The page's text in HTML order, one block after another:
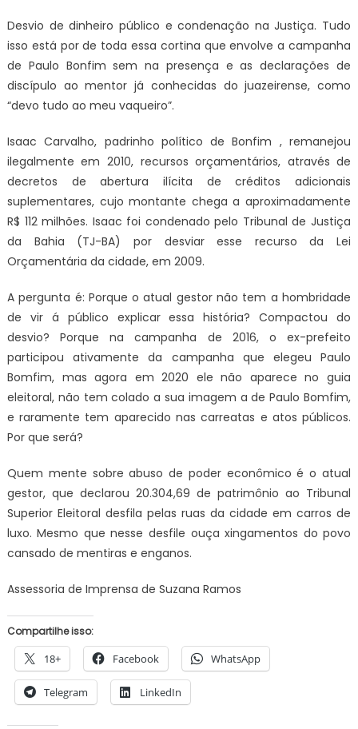
Desvio de dinheiro público e condenação na Justiça. Tudo
isso está por de toda essa cortina que envolve a campanha
de Paulo Bonfim sem na presença e as declarações de
discípulo ao mentor já conhecidas do juazeirense, como
“devo tudo ao meu vaqueiro”.
Isaac Carvalho, padrinho político de Bonfim , remanejou
ilegalmente em 2010, recursos orçamentários, através de
decretos de abertura ilícita de créditos adicionais
suplementares, cujo montante chega a aproximadamente
R$ 112 milhões. Isaac foi condenado pelo Tribunal de Justiça
da Bahia (TJ-BA) por desviar esse recurso da Lei
Orçamentária da cidade, em 2009.
A pergunta é: Porque o atual gestor não tem a hombridade
de vir á público explicar essa história? Compactou do
desvio? Porque na campanha de 2016, o ex-prefeito
participou ativamente da campanha que elegeu Paulo
Bomfim, mas agora em 2020 ele não aparece no guia
eleitoral, não tem colado a sua imagem a de Paulo Bomfim,
e raramente tem aparecido nas carreatas e atos públicos.
Por que será?
Quem mente sobre abuso de poder econômico é o atual
gestor, que declarou 20.304,69 de patrimônio ao Tribunal
Superior Eleitoral desfila pelas ruas da cidade em carros de
luxo. Mesmo que nesse desfile ouça xingamentos do povo
cansado de mentiras e enganos.
Assessoria de Imprensa de Suzana Ramos
Compartilhe isso:
18+ Facebook WhatsApp
Telegram LinkedIn